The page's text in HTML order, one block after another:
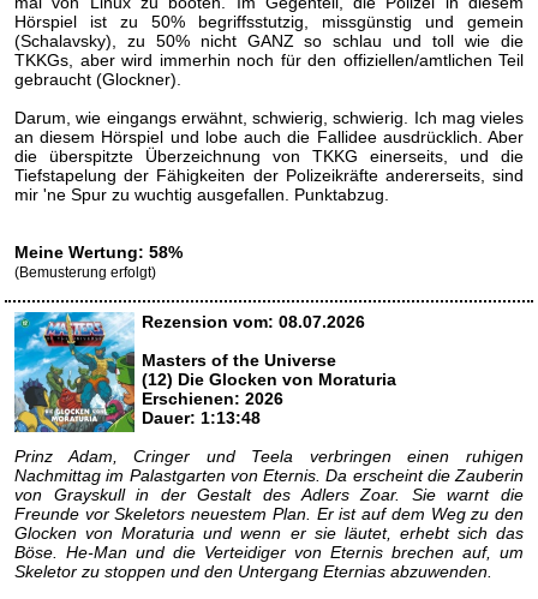
Hörspiel ist zu 50% begriffsstutzig, missgünstig und gemein
(Schalavsky), zu 50% nicht GANZ so schlau und toll wie die
TKKGs, aber wird immerhin noch für den offiziellen/amtlichen Teil
gebraucht (Glockner).
Darum, wie eingangs erwähnt, schwierig, schwierig. Ich mag vieles
an diesem Hörspiel und lobe auch die Fallidee ausdrücklich. Aber
die überspitzte Überzeichnung von TKKG einerseits, und die
Tiefstapelung der Fähigkeiten der Polizeikräfte andererseits, sind
mir 'ne Spur zu wuchtig ausgefallen. Punktabzug.
Meine Wertung: 58%
(Bemusterung erfolgt)
Rezension vom: 08.07.2026
Masters of the Universe
(12) Die Glocken von Moraturia
Erschienen: 2026
Dauer: 1:13:48
Prinz Adam, Cringer und Teela verbringen einen ruhigen
Nachmittag im Palastgarten von Eternis. Da erscheint die Zauberin
von Grayskull in der Gestalt des Adlers Zoar. Sie warnt die
Freunde vor Skeletors neuestem Plan. Er ist auf dem Weg zu den
Glocken von Moraturia und wenn er sie läutet, erhebt sich das
Böse. He-Man und die Verteidiger von Eternis brechen auf, um
Skeletor zu stoppen und den Untergang Eternias abzuwenden.